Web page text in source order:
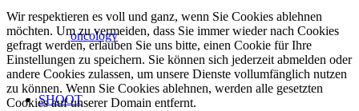
oncology
SHOOT
Wir respektieren es voll und ganz, wenn Sie Cookies ablehnen
möchten. Um zu vermeiden, dass Sie immer wieder nach Cookies
gefragt werden, erlauben Sie uns bitte, einen Cookie für Ihre
Einstellungen zu speichern. Sie können sich jederzeit abmelden oder
andere Cookies zulassen, um unsere Dienste vollumfänglich nutzen
zu können. Wenn Sie Cookies ablehnen, werden alle gesetzten
Cookies auf unserer Domain entfernt.